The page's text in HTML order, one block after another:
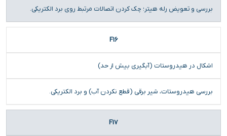
بررسی و تعویض رله هیتر؛ چک کردن اتصالات مرتبط روی برد الکتریکی.
F16
اشکال در هیدروستات (آبگیری بیش از حد)
بررسی هیدروستات، شیر برقی (قطع نکردن آب) و برد الکتریکی.
F17